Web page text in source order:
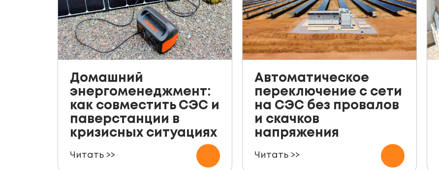
Домашний
энергоменеджмент:
как совместить СЭС и
паверстанции в
кризисных ситуациях
Читать >>
Автоматическое
переключение с сети
на СЭС без провалов
и скачков
напряжения
Читать >>